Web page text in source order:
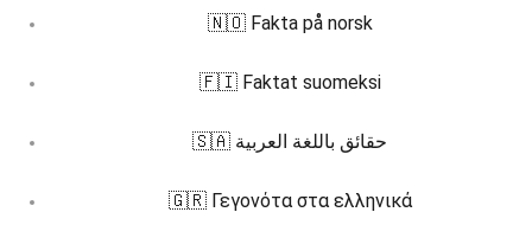
🇳🇴 Fakta på norsk
🇫🇮 Faktat suomeksi
🇸🇦 حقائق باللغة العربية
🇬🇷 Γεγονότα στα ελληνικά